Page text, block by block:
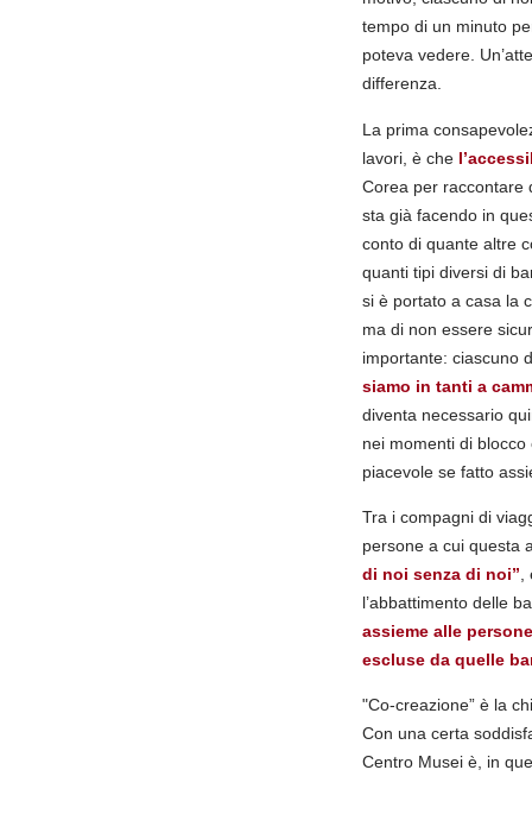
tempo di un minuto
poteva vedere.
differenza.
La prima
lavori, è che
Corea per raccontare
sta già facendo in
conto di quante altre
quanti tipi diversi di
si è portato a casa la
ma di non essere
importante: ciascuno
siamo in tanti a
diventa necessario
nei momenti di
piacevole se fatto
Tra i compagni di
persone a cui questa
di noi senza di noi”
l’abbattimento delle
assieme alle
escluse da quelle
"Co-creazione” è la
Con una certa
Centro Musei è, in